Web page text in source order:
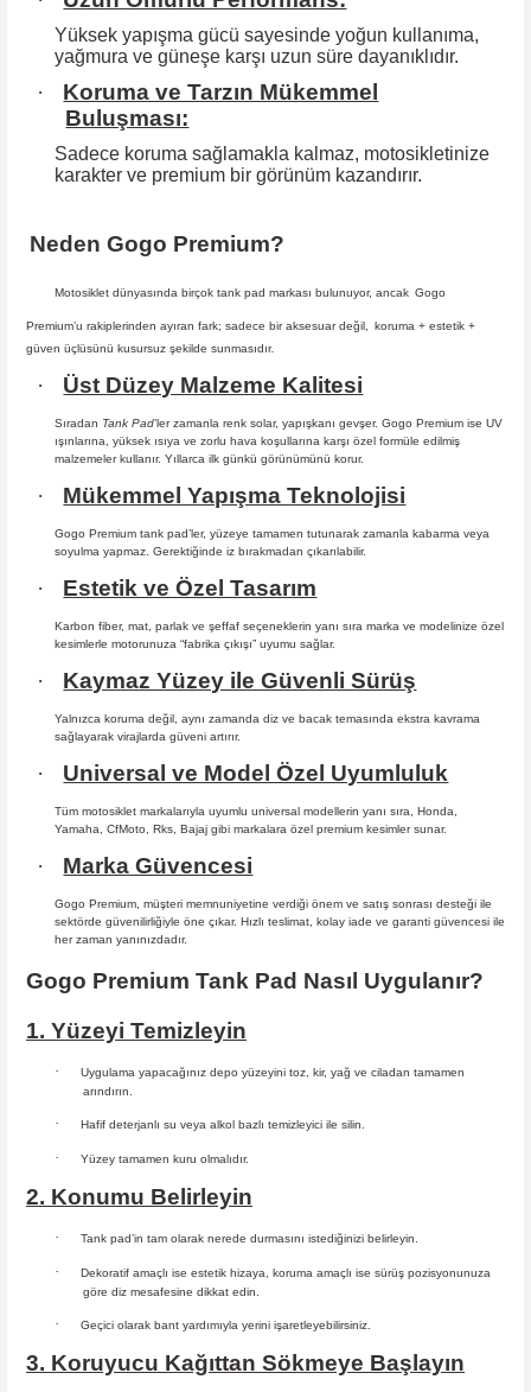
Yüksek yapışma gücü sayesinde yoğun kullanıma,
yağmura ve güneşe karşı uzun süre dayanıklıdır.
·
Koruma ve Tarzın Mükemmel
Buluşması:
Sadece koruma sağlamakla kalmaz, motosikletinize
karakter ve premium bir görünüm kazandırır.
Neden Gogo Premium?
Motosiklet dünyasında birçok tank pad markası bulunuyor, ancak Gogo
Premium’u rakiplerinden ayıran fark; sadece bir aksesuar değil,
koruma + estetik +
güven üçlüsünü kusursuz şekilde sunmasıdır.
· Üst Düzey Malzeme Kalitesi
Sıradan Tank Pad’ler zamanla renk solar, yapışkanı gevşer. Gogo Premium ise UV
ışınlarına, yüksek ısıya ve zorlu hava koşullarına karşı özel formüle edilmiş
malzemeler kullanır. Yıllarca ilk günkü görünümünü korur.
· Mükemmel Yapışma Teknolojisi
Gogo Premium tank pad’ler, yüzeye tamamen tutunarak zamanla kabarma veya
soyulma yapmaz. Gerektiğinde iz bırakmadan çıkarılabilir.
· Estetik ve Özel Tasarım
Karbon fiber, mat, parlak ve şeffaf seçeneklerin yanı sıra marka ve modelinize özel
kesimlerle motorunuza “fabrika çıkışı” uyumu sağlar.
· Kaymaz Yüzey ile Güvenli Sürüş
Yalnızca koruma değil, aynı zamanda diz ve bacak temasında ekstra kavrama
sağlayarak virajlarda güveni artırır.
· Universal ve Model Özel Uyumluluk
Tüm motosiklet markalarıyla uyumlu universal modellerin yanı sıra, Honda,
Yamaha, CfMoto, Rks, Bajaj gibi markalara özel premium kesimler sunar.
· Marka Güvencesi
Gogo Premium, müşteri memnuniyetine verdiği önem ve satış sonrası desteği ile
sektörde güvenilirliğiyle öne çıkar. Hızlı teslimat, kolay iade ve garanti güvencesi ile
her zaman yanınızdadır.
Gogo Premium Tank Pad Nasıl Uygulanır?
1. Yüzeyi Temizleyin
·
Uygulama yapacağınız depo yüzeyini toz, kir, yağ ve ciladan tamamen
arındırın.
· Hafif deterjanlı su veya alkol bazlı temizleyici ile silin.
· Yüzey tamamen kuru olmalıdır.
2. Konumu Belirleyin
· Tank pad’in tam olarak nerede durmasını istediğinizi belirleyin.
· Dekoratif amaçlı ise estetik hizaya, koruma amaçlı ise sürüş pozisyonunuza
göre diz mesafesine dikkat edin.
· Geçici olarak bant yardımıyla yerini işaretleyebilirsiniz.
3. Koruyucu Kağıttan Sökmeye Başlayın